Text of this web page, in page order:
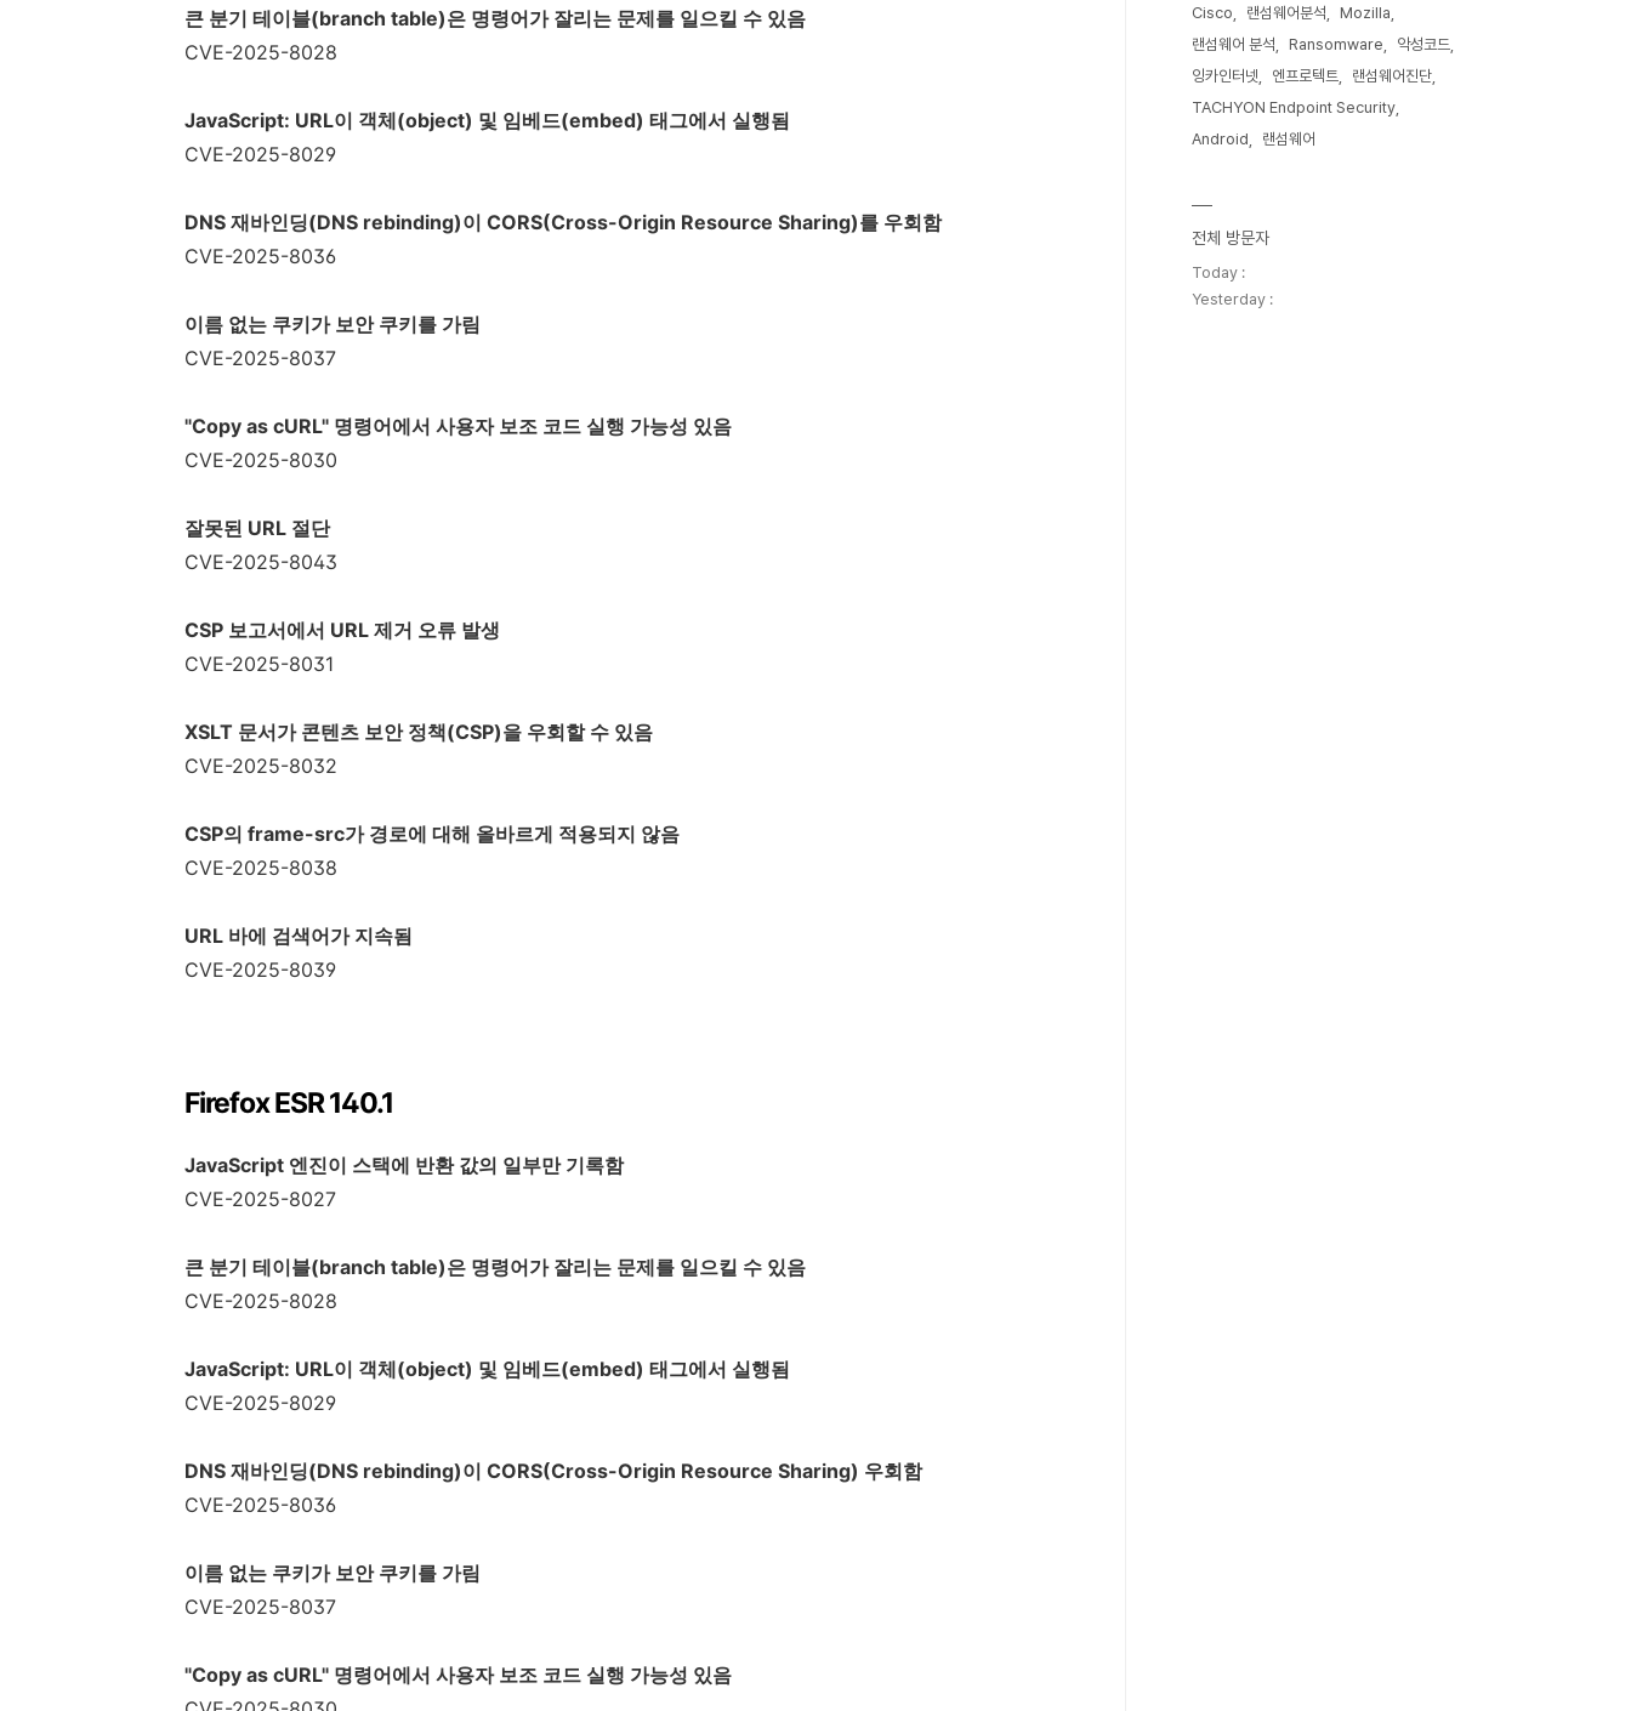
큰 분기 테이블(branch table)은 명령어가 잘리는 문제를 일으킬 수 있음
CVE-2025-8028
JavaScript: URL이 객체(object) 및 임베드(embed) 태그에서 실행됨
CVE-2025-8029
DNS 재바인딩(DNS rebinding)이 CORS(Cross-Origin Resource Sharing)를 우회함
CVE-2025-8036
이름 없는 쿠키가 보안 쿠키를 가림
CVE-2025-8037
"Copy as cURL" 명령어에서 사용자 보조 코드 실행 가능성 있음
CVE-2025-8030
잘못된 URL 절단
CVE-2025-8043
CSP 보고서에서 URL 제거 오류 발생
CVE-2025-8031
XSLT 문서가 콘텐츠 보안 정책(CSP)을 우회할 수 있음
CVE-2025-8032
CSP의 frame-src가 경로에 대해 올바르게 적용되지 않음
CVE-2025-8038
URL 바에 검색어가 지속됨
CVE-2025-8039
Firefox ESR 140.1
JavaScript 엔진이 스택에 반환 값의 일부만 기록함
CVE-2025-8027
큰 분기 테이블(branch table)은 명령어가 잘리는 문제를 일으킬 수 있음
CVE-2025-8028
JavaScript: URL이 객체(object) 및 임베드(embed) 태그에서 실행됨
CVE-2025-8029
DNS 재바인딩(DNS rebinding)이 CORS(Cross-Origin Resource Sharing) 우회함
CVE-2025-8036
이름 없는 쿠키가 보안 쿠키를 가림
CVE-2025-8037
"Copy as cURL" 명령어에서 사용자 보조 코드 실행 가능성 있음
Cisco
랜섬웨어분석
Mozilla
랜섬웨어 분석
Ransomware
악성코드
잉카인터넷
엔프로텍트
랜섬웨어진단
TACHYON Endpoint Security
Android
랜섬웨어
전체 방문자
Today :
Yesterday :